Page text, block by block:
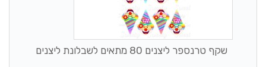
שקף טרנספר ליצנים 80 מתאים לשבלונת ליצנים